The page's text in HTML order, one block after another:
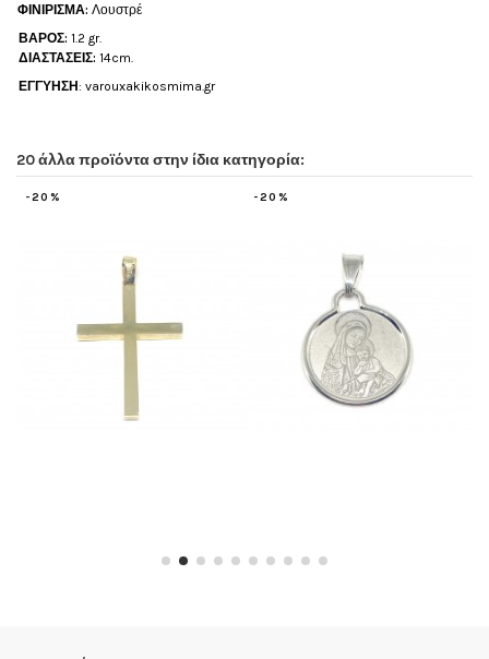
ΦΙΝΙΡΙΣΜΑ: Λουστρέ
ΒΑΡΟΣ: 1.2 gr.
ΔΙΑΣΤΑΣΕΙΣ: 14cm.
ΕΓΓΥΗΣΗ: varouxakikosmima.gr
20 άλλα προϊόντα στην ίδια κατηγορία:
-20% -20%